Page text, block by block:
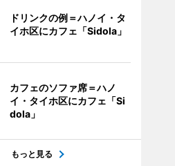
ドリンクの例＝ハノイ・タ
イホ区にカフェ「Sidola」
カフェのソファ席＝ハノ
イ・タイホ区にカフェ「Si
dola」
もっと見る